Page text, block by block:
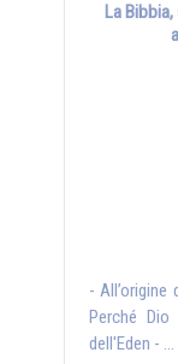
La
-
Perché
dell'Eden - ...